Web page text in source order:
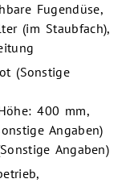
Fugendüse,
(im Staubfach),
(Sonstige
400 mm,
Angaben)
Angaben)